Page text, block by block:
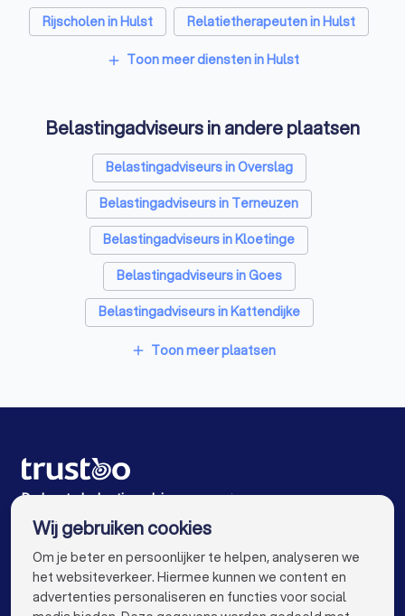
Rijscholen in Hulst
Relatietherapeuten in Hulst
Psychologen in Hulst
Hypotheekadviseurs in Hulst
add Toon meer diensten in Hulst
Belastingadviseurs in andere plaatsen
Belastingadviseurs in Overslag
Belastingadviseurs in Terneuzen
Belastingadviseurs in Kloetinge
Belastingadviseurs in Goes
Belastingadviseurs in Kattendijke
Belastingadviseurs in Bergen op Zoom
Belastingadviseurs in Oost-Souburg
Belastingadviseurs in Amsterdam
Belastingadviseurs in Rotterdam
Belastingadviseurs in Den Haag
add Toon meer plaatsen
De beste belastingadviseurs voor jou
Wij gebruiken cookies
Om je beter en persoonlijker te helpen, analyseren we
het websiteverkeer. Hiermee kunnen we content en
advertenties personaliseren en functies voor social